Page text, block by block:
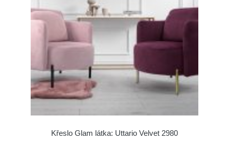
Křeslo Glam látka: Uttario Velvet 2980